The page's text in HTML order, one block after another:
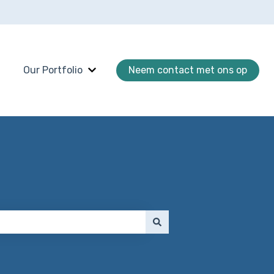
Our Portfolio
Submenu tonen voor Our Portfolio
Neem contact met ons op